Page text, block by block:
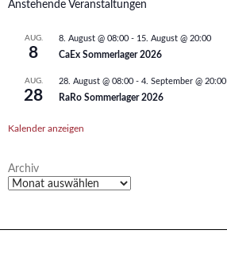
Anstehende Veranstaltungen
AUG.
8
8. August @ 08:00 - 15. August @ 20:00
CaEx Sommerlager 2026
AUG.
28
28. August @ 08:00 - 4. September @ 20:00
RaRo Sommerlager 2026
Kalender anzeigen
Archiv